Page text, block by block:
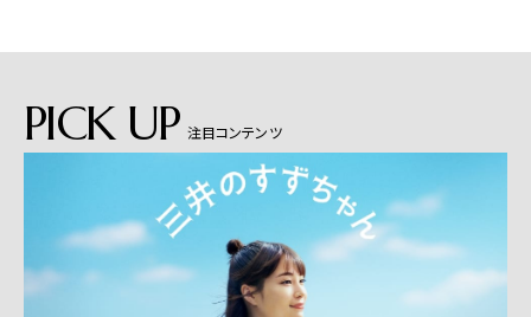
PICK UP 注目コンテンツ